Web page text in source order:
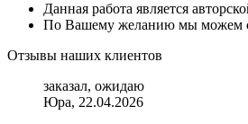
Данная работа является
По Вашему желанию мы можем
Отзывы наших клиентов
заказал, ожидаю
Юра, 22.04.2026